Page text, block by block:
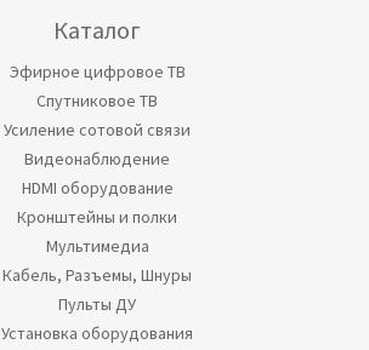
Каталог
Эфирное цифровое ТВ
Спутниковое ТВ
Усиление сотовой связи
Видеонаблюдение
HDMI оборудование
Кронштейны и полки
Мультимедиа
Кабель, Разъемы, Шнуры
Пульты ДУ
Установка оборудования